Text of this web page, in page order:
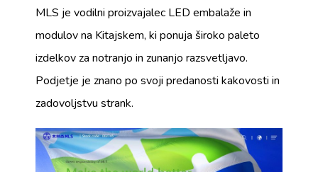
MLS je vodilni proizvajalec LED embalaže in
modulov na Kitajskem, ki ponuja široko paleto
izdelkov za notranjo in zunanjo razsvetljavo.
Podjetje je znano po svoji predanosti kakovosti in
zadovoljstvu strank.